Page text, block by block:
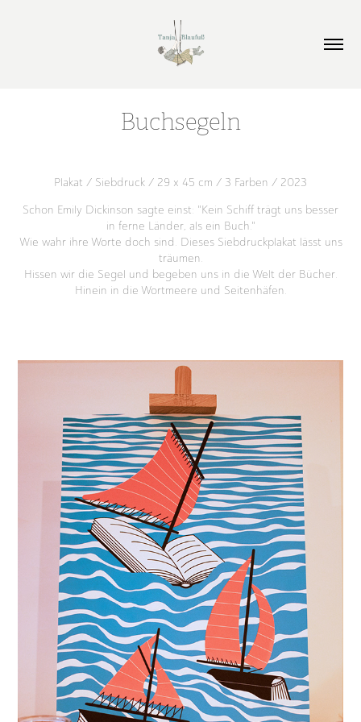
Buchsegeln
Plakat / Siebdruck / 29 x 45 cm / 3 Farben / 2023
Schon Emily Dickinson sagte einst: "Kein Schiff trägt uns besser
in ferne Länder, als ein Buch."
Wie wahr ihre Worte doch sind. Dieses Siebdruckplakat lässt uns
träumen.
Hissen wir die Segel und begeben uns in die Welt der Bücher.
Hinein in die Wortmeere und Seitenhäfen.